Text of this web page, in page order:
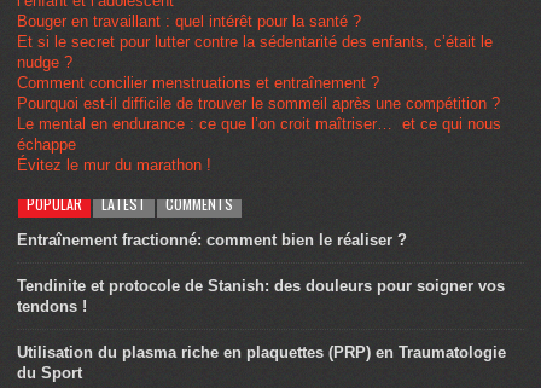
Bouger en travaillant : quel intérêt pour la santé ?
Et si le secret pour lutter contre la sédentarité des enfants, c’était le
nudge ?
Comment concilier menstruations et entraînement ?
Pourquoi est-il difficile de trouver le sommeil après une compétition ?
Le mental en endurance : ce que l’on croit maîtriser… et ce qui nous
échappe
Évitez le mur du marathon !
POPULAR LATEST COMMENTS
Entraînement fractionné: comment bien le réaliser ?
Tendinite et protocole de Stanish: des douleurs pour soigner vos
tendons !
Utilisation du plasma riche en plaquettes (PRP) en Traumatologie
du Sport